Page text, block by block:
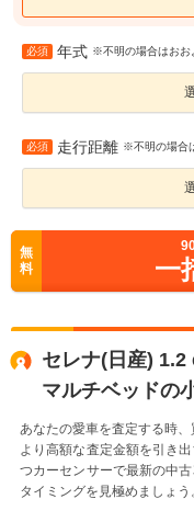
必須 年式 ※不明の場合はおお
必須 走行距離 ※不明の場合
無
料
一
セレナ(日産) 1.2
マルチベッドの
あなたの愛車を査定する時、
より高額な査定金額を引き
つカーセンサーで最新の中
タイミングを見極めましょう